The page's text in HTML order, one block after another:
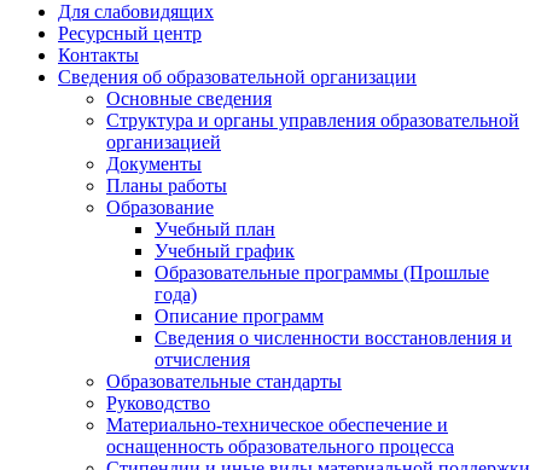
Для слабовидящих
Ресурсный центр
Контакты
Сведения об образовательной организации
Основные сведения
Структура и органы управления образовательной
организацией
Документы
Планы работы
Образование
Учебный план
Учебный график
Образовательные программы (Прошлые
года)
Описание программ
Сведения о численности восстановления и
отчисления
Образовательные стандарты
Руководство
Материально-техническое обеспечение и
оснащенность образовательного процесса